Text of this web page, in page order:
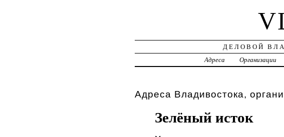
ДЕЛОВОЙ
Адреса
Организации
Адреса Владивостока,
Зелёный исток